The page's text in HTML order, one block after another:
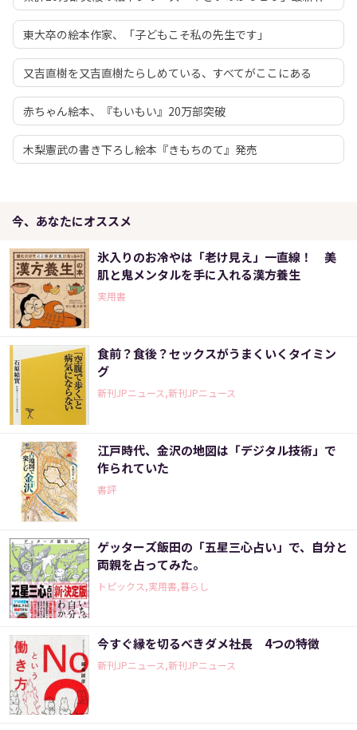
東大卒の絵本作家、「子どもこそ私の先生です」
又吉直樹を又吉直樹たらしめている、すべてがここにある
赤ちゃん絵本、『もいもい』20万部突破
木梨憲武の書き下ろし絵本『きもちのて』発売
今、あなたにオススメ
氷入りのお冷やは「老け見え」一直線！ 美
肌と鬼メンタルを手に入れる漢方養生
実用書
食前？食後？セックスがうまくいくタイミン
グ
新刊JPニュース,新刊JPニュース
江戸時代、金沢の地図は「デジタル技術」で
作られていた
書評
ゲッターズ飯田の「五星三心占い」で、自分と
両親を占ってみた。
トピックス,実用書,暮らし
今すぐ縁を切るべきダメ社長 4つの特徴
新刊JPニュース,新刊JPニュース